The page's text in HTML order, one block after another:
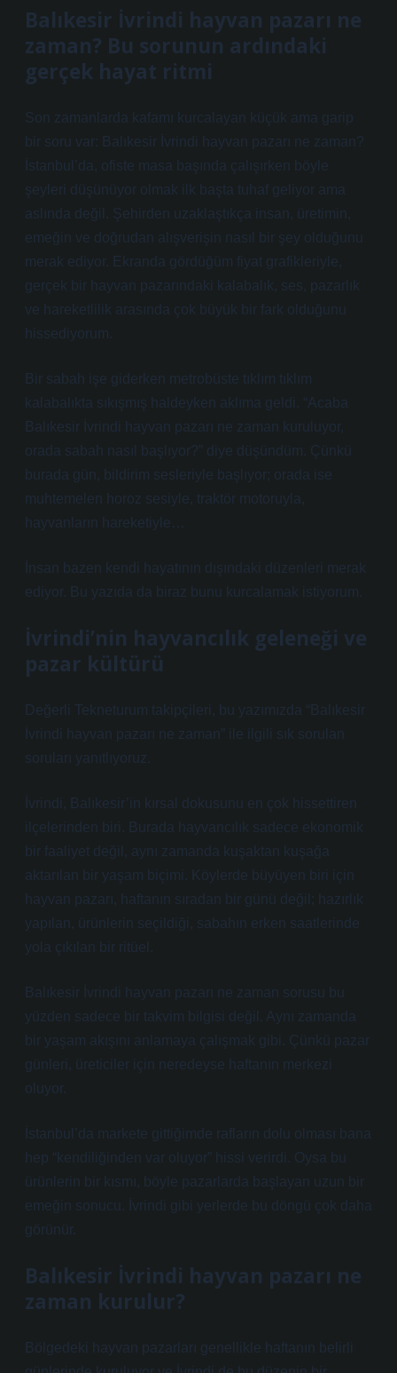
Balıkesir İvrindi hayvan pazarı ne
zaman? Bu sorunun ardındaki
gerçek hayat ritmi
Son zamanlarda kafamı kurcalayan küçük ama garip
bir soru var: Balıkesir İvrindi hayvan pazarı ne zaman?
İstanbul’da, ofiste masa başında çalışırken böyle
şeyleri düşünüyor olmak ilk başta tuhaf geliyor ama
aslında değil. Şehirden uzaklaştıkça insan, üretimin,
emeğin ve doğrudan alışverişin nasıl bir şey olduğunu
merak ediyor. Ekranda gördüğüm fiyat grafikleriyle,
gerçek bir hayvan pazarındaki kalabalık, ses, pazarlık
ve hareketlilik arasında çok büyük bir fark olduğunu
hissediyorum.
Bir sabah işe giderken metrobüste tıklım tıklım
kalabalıkta sıkışmış haldeyken aklıma geldi. “Acaba
Balıkesir İvrindi hayvan pazarı ne zaman kuruluyor,
orada sabah nasıl başlıyor?” diye düşündüm. Çünkü
burada gün, bildirim sesleriyle başlıyor; orada ise
muhtemelen horoz sesiyle, traktör motoruyla,
hayvanların hareketiyle…
İnsan bazen kendi hayatının dışındaki düzenleri merak
ediyor. Bu yazıda da biraz bunu kurcalamak istiyorum.
İvrindi’nin hayvancılık geleneği ve
pazar kültürü
Değerli Tekneturum takipçileri, bu yazımızda “Balıkesir
İvrindi hayvan pazarı ne zaman” ile ilgili sık sorulan
soruları yanıtlıyoruz.
İvrindi, Balıkesir’in kırsal dokusunu en çok hissettiren
ilçelerinden biri. Burada hayvancılık sadece ekonomik
bir faaliyet değil, aynı zamanda kuşaktan kuşağa
aktarılan bir yaşam biçimi. Köylerde büyüyen biri için
hayvan pazarı, haftanın sıradan bir günü değil; hazırlık
yapılan, ürünlerin seçildiği, sabahın erken saatlerinde
yola çıkılan bir ritüel.
Balıkesir İvrindi hayvan pazarı ne zaman sorusu bu
yüzden sadece bir takvim bilgisi değil. Aynı zamanda
bir yaşam akışını anlamaya çalışmak gibi. Çünkü pazar
günleri, üreticiler için neredeyse haftanın merkezi
oluyor.
İstanbul’da markete gittiğimde rafların dolu olması bana
hep “kendiliğinden var oluyor” hissi verirdi. Oysa bu
ürünlerin bir kısmı, böyle pazarlarda başlayan uzun bir
emeğin sonucu. İvrindi gibi yerlerde bu döngü çok daha
görünür.
Balıkesir İvrindi hayvan pazarı ne
zaman kurulur?
Bölgedeki hayvan pazarları genellikle haftanın belirli